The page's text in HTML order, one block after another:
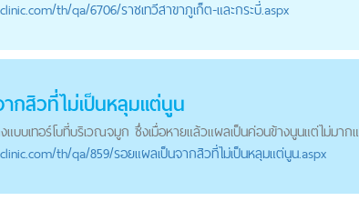
/th/qa/6706/ราชเทวีสาขาภูเก็ต-และกระบี่.aspx
กสิวที่ไม่เป็นหลุมแต่นูน
บบเทอร์โบที่บริเวณจมูก ซึ่งเมื่อหายแล้วแผลเป็นค่อนข้างนูนแต่ไม่มากแ
/th/qa/859/รอยแผลเป็นจากสิวที่ไม่เป็นหลุมแต่นูน.aspx